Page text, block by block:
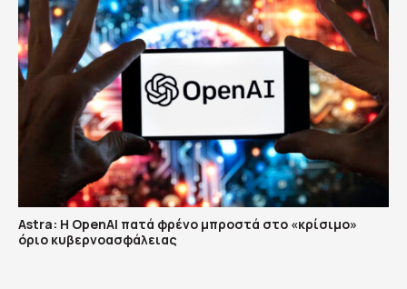
Astra: Η OpenAI πατά φρένο μπροστά στο «κρίσιμο»
όριο κυβερνοασφάλειας